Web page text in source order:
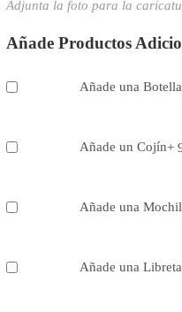
Adjunta la foto para la
Añade Productos
Añade una Botella
Añade un Cojín+
Añade una
Añade una Libreta